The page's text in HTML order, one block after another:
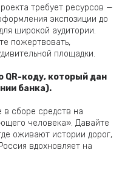
требует ресурсов —
экспозиции до
широкой аудитории.
пожертвовать,
площадки.
коду, который дан
банка).
в сборе средств на
человека». Давайте
оживают истории дорог,
вдохновляет на